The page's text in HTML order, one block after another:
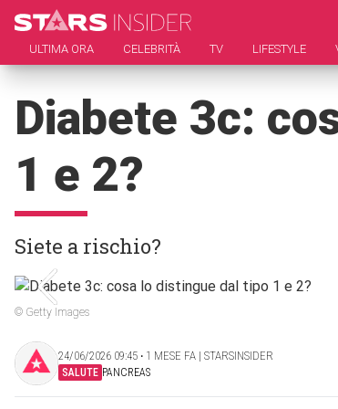
ULTIMA ORA CELEBRITÀ TV LIFESTYLE
Diabete 3c:
1 e 2?
Siete a rischio?
© Getty Images
24/06/2026 09:45 ‧ 1 MESE FA | STARSINSIDER
SALUTE PANCREAS